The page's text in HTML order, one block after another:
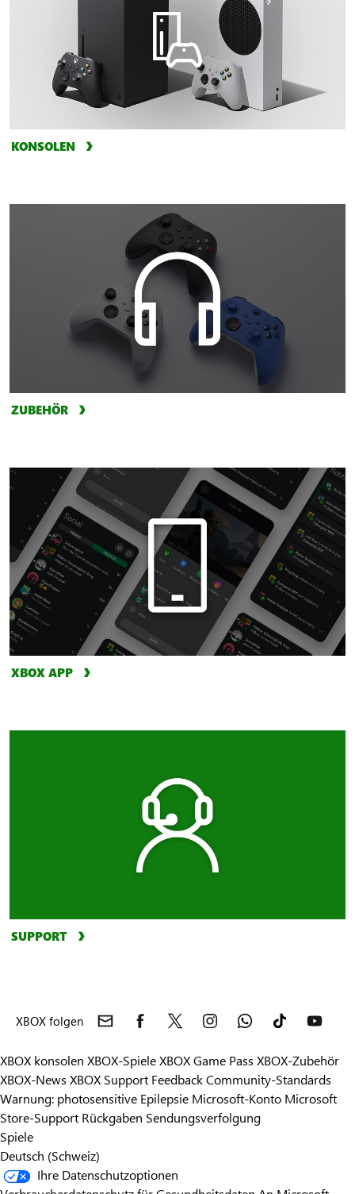
KONSOLEN
ZUBEHÖR
XBOX APP
SUPPORT
XBOX folgen
XBOX konsolen XBOX-SpieleXBOX Game Pass XBOX-Zubehör
XBOX-News XBOX Support FeedbackCommunity-Standards
Warnung: photosensitive Epilepsie Microsoft-Konto Microsoft
Store-Support Rückgaben Sendungsverfolgung
Spiele
Deutsch (Schweiz)
Ihre Datenschutzoptionen